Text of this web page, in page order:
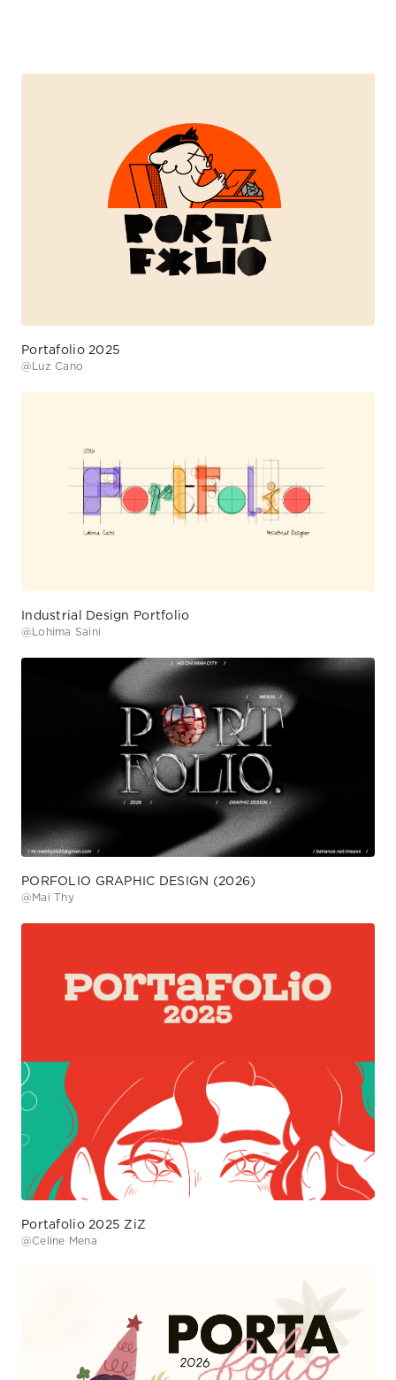
Portafolio 2025
@ Luz Cano
Industrial Design Portfolio
@ Lohima Saini
PORFOLIO GRAPHIC DESIGN (2026)
@ Mai Thy
Portafolio 2025 ZiZ
@Celine Mena